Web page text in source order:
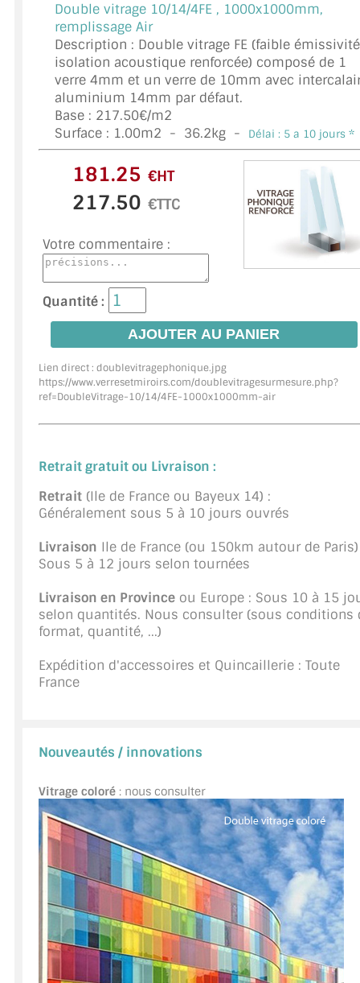
LES FIXATIONS POUR MIROIR
LES PROFILS PAROI DE VERRE
VITRINE EN VERRE
CONNECTEURS ET ASSEMBLAGE DE VERRES
PLATS ET CORNIÈRES
LES CHARNIÈRES DE PORTE EN VERRE
BARRES DE STABILISATION
JOINTS D'ÉTANCHÉITÉS
FIXATION GARDES CORPS
SYSTÈMES PIVOTANTS
SYSTÈMES COULISSANTS
ACCESSOIRES EN PROMOTIONS
EXEMPLES, RÉALISATIONS, INSPIRATIONS
NUANCIER RAL
CONSEILS / AIDE
COMPTE PRO
PLAN DU SITE
DÉCONNEXION
NOUS TROUVER - BUC 78
NOUS CONTACTER
Double vitrage 10/14/4FE , 1000x1000mm,
remplissage Air
Description : Double vitrage FE (faible
isolation acoustique renforcée) composé de 1
verre 4mm et un verre de 10mm avec
aluminium 14mm par défaut.
Base : 217.50€/m2
Surface : 1.00m2 - 36.2kg - Délai : 5 a 10 jours *
€HT
€TTC
Votre commentaire :
Quantité :
Lien direct : doublevitragephonique.jpg
https://www.verresetmiroirs.com/doublevitragesurmesure.php?
ref=DoubleVitrage-10/14/4FE-1000x1000mm-air
Retrait gratuit ou Livraison :
Retrait (Ile de France ou Bayeux 14) :
Généralement sous 5 à 10 jours ouvrés
Livraison Ile de France (ou 150km autour de
Sous 5 à 12 jours selon tournées
Livraison en Province ou Europe : Sous 10 à 15
selon quantités. Nous consulter (sous conditions
format, quantité, ...)
Expédition d'accessoires et Quincaillerie : Toute
France
Nouveautés / innovations
Vitrage coloré : nous consulter